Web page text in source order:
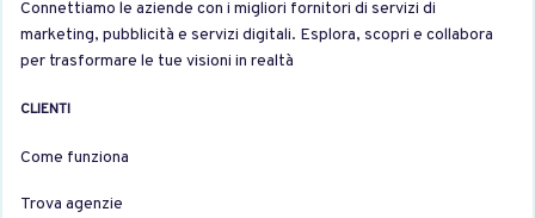
Connettiamo le aziende con i migliori fornitori di servizi di
marketing, pubblicità e servizi digitali. Esplora, scopri e collabora
per trasformare le tue visioni in realtà
CLIENTI
Come funziona
Trova agenzie